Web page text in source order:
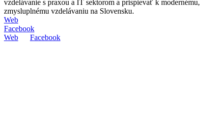
vzdelávanie s praxou a IT sektorom a prispievať k modernému,
zmysluplnému vzdelávaniu na Slovensku.
Web
Facebook
Web
Facebook